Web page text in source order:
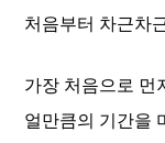
처음부터 차근차
가장 처음으로 먼
얼만큼의 기간을